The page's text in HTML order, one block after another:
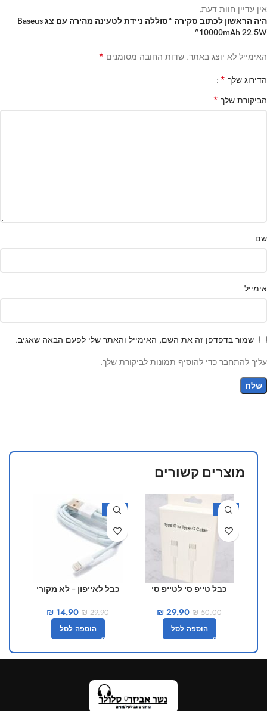
אין עדיין חוות דעת.
היה הראשון לכתוב סקירה “סוללה ניידת לטעינה מהירה עם צג Baseus
10000mAh 22.5W”
האימייל לא יוצג באתר. שדות החובה מסומנים *
הדירוג שלך *
הביקורת שלך *
שם
אימייל
שמור בדפדפן זה את השם, האימייל והאתר שלי לפעם הבאה שאגיב.
עליך להתחבר כדי להוסיף תמונות לביקורת שלך.
מוצרים קשורים
-40%
כבל טייפ סי לטייפ סי
₪50.00
₪ 29.90
הוספה לסל
-50%
כבל לאייפון – לא מקורי
₪29.90
₪ 14.90
הוספה לסל